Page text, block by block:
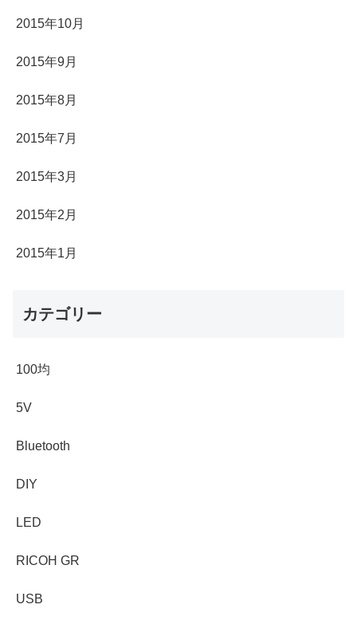
2015年10月
2015年9月
2015年8月
2015年7月
2015年3月
2015年2月
2015年1月
カテゴリー
100均
5V
Bluetooth
DIY
LED
RICOH GR
USB